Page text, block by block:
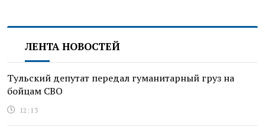
ЛЕНТА НОВОСТЕЙ
Тульский депутат передал гуманитарный груз на
бойцам СВО
12:13